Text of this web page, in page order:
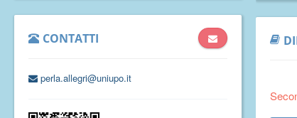
CONTATTI
perla.allegri@uniupo.it